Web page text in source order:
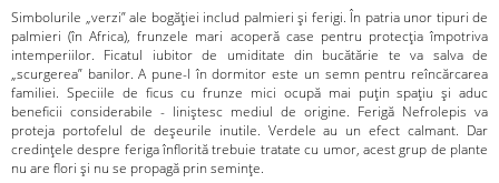
Simbolurile „verzi” ale bogăției includ palmieri și ferigi. În patria unor tipuri de
palmieri (în Africa), frunzele mari acoperă case pentru protecția împotriva
intemperiilor. Ficatul iubitor de umiditate din bucătărie te va salva de
„scurgerea” banilor. A pune-l în dormitor este un semn pentru reîncărcarea
familiei. Speciile de ficus cu frunze mici ocupă mai puțin spațiu și aduc
beneficii considerabile - liniștesc mediul de origine. Ferigă Nefrolepis va
proteja portofelul de deșeurile inutile. Verdele au un efect calmant. Dar
credințele despre feriga înflorită trebuie tratate cu umor, acest grup de plante
nu are flori și nu se propagă prin semințe.